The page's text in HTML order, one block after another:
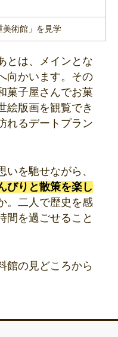
美術館」を見学
とは、メインとな
向かいます。その
菓子屋さんでお菓
絵版画を観覧でき
れるデートプラン
を馳せながら、
びりと散策を楽し
。二人で歴史を感
間を過ごせること
館の見どころから